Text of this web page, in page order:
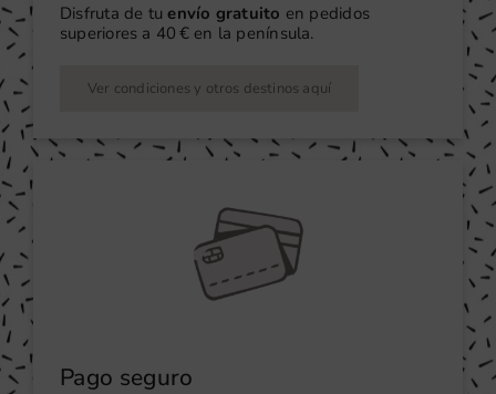
Disfruta de tu envío gratuito en pedidos
superiores a 40 € en la península.
Ver condiciones y otros destinos aquí
Pago seguro